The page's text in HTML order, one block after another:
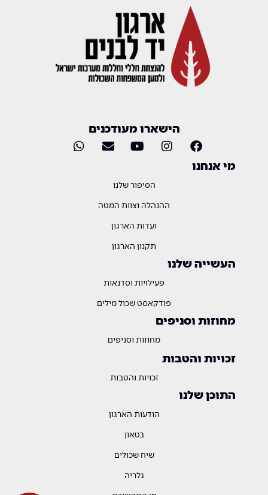
התוכן שלנו
הודעות הארגון
בטאון
שיח שכולים
גלריה
מחוזות וסניפים
מחוזות וסניפים
זכויות והטבות
זכויות והטבות
העשייה שלנו
פעילויות וסדנאות
פודקאסט שכול מילים
מי אנחנו
הסיפור שלנו
ההנהלה וצוות המטה
ועדות הארגון
תקנון הארגון
הישארו מעודכנים